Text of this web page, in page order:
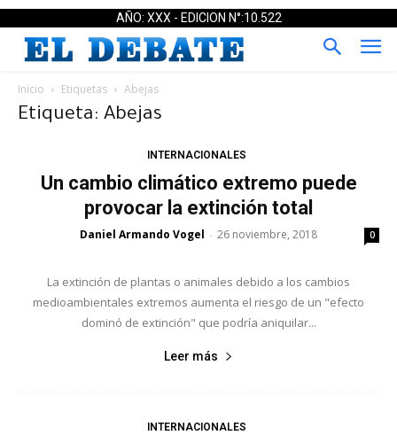
AÑO: XXX - EDICION N°:10.522
Inicio Etiquetas Abejas
Etiqueta: Abejas
INTERNACIONALES
Un cambio climático extremo puede
provocar la extinción total
Daniel Armando Vogel - 26 noviembre, 2018 0
La extinción de plantas o animales debido a los cambios
medioambientales extremos aumenta el riesgo de un "efecto
dominó de extinción" que podría aniquilar...
Leer más
INTERNACIONALES